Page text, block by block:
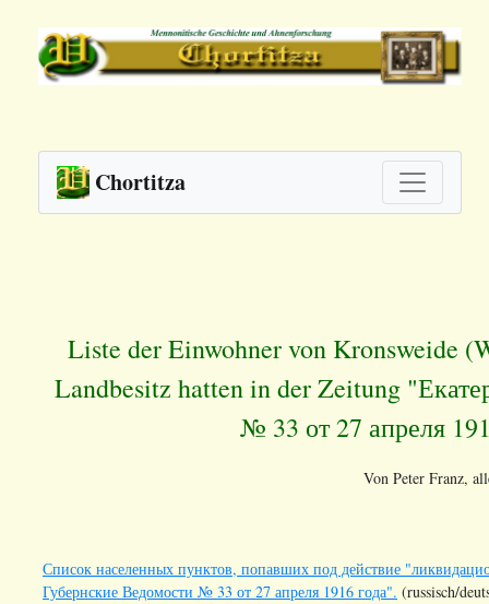
Chortitza
Liste der Einwohner von Kronsweide
Landbesitz hatten in der Zeitung
№ 33 от 27 апреля
Von Peter Franz,
Список населенных пунктов, попавших под действие
Губернские Ведомости № 33 от 27 апреля 1916 года". (russisch/